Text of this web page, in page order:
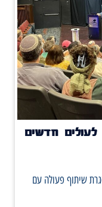
חדשים
שיתוף פעולה עם